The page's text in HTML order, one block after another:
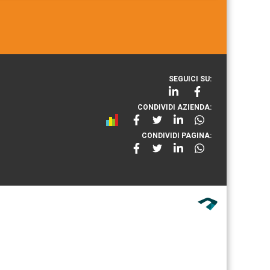
SEGUICI SU:
CONDIVIDI AZIENDA:
CONDIVIDI PAGINA: